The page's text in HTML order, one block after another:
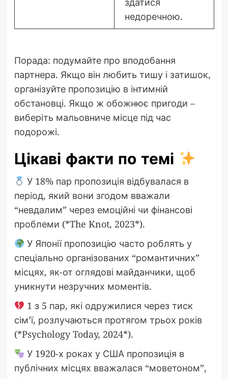
недоречною.
Порада: подумайте про вподобання
партнера. Якщо він любить тишу і затишок,
організуйте пропозицію в інтимній
обстановці. Якщо ж обожнює пригоди –
виберіть мальовниче місце під час
подорожі.
Цікаві факти по темі
У 18% пар пропозиція відбувалася в
період, який вони згодом вважали
“невдалим” через емоційні чи фінансові
проблеми (*The Knot, 2023*).
У Японії пропозицію часто роблять у
спеціально організованих “романтичних”
місцях, як-от оглядові майданчики, щоб
уникнути незручних моментів.
1 з 5 пар, які одружилися через тиск
сім’ї, розлучаються протягом трьох років
(*Psychology Today, 2024*).
У 1920-х роках у США пропозиція в
публічних місцях вважалася “моветоном”,